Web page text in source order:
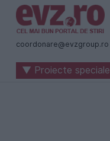
Știri
naționale
internaționale
coordonare@evzgroup.ro
▼ Proiecte speciale